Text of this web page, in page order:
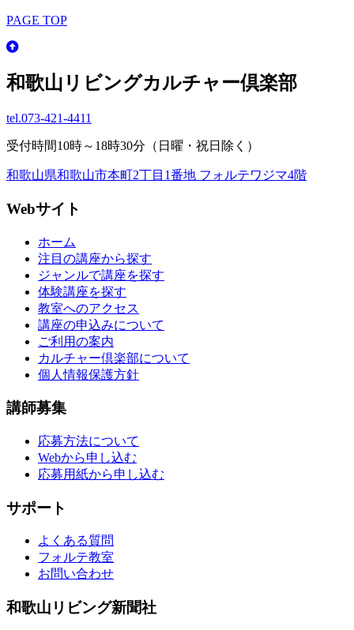
PAGE TOP
和歌山リビングカルチャー倶楽部
tel.073-421-4411
受付時間10時～18時30分（日曜・祝日除く）
和歌山県和歌山市本町2丁目1番地 フォルテワジマ4階
Webサイト
ホーム
注目の講座から探す
ジャンルで講座を探す
体験講座を探す
教室へのアクセス
講座の申込みについて
ご利用の案内
カルチャー倶楽部について
個人情報保護方針
講師募集
応募方法について
Webから申し込む
応募用紙から申し込む
サポート
よくある質問
フォルテ教室
お問い合わせ
和歌山リビング新聞社